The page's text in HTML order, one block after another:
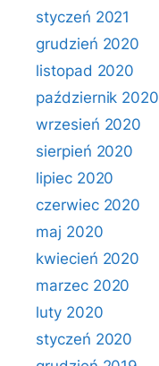
styczeń 2021
grudzień 2020
listopad 2020
październik 2020
wrzesień 2020
sierpień 2020
lipiec 2020
czerwiec 2020
maj 2020
kwiecień 2020
marzec 2020
luty 2020
styczeń 2020